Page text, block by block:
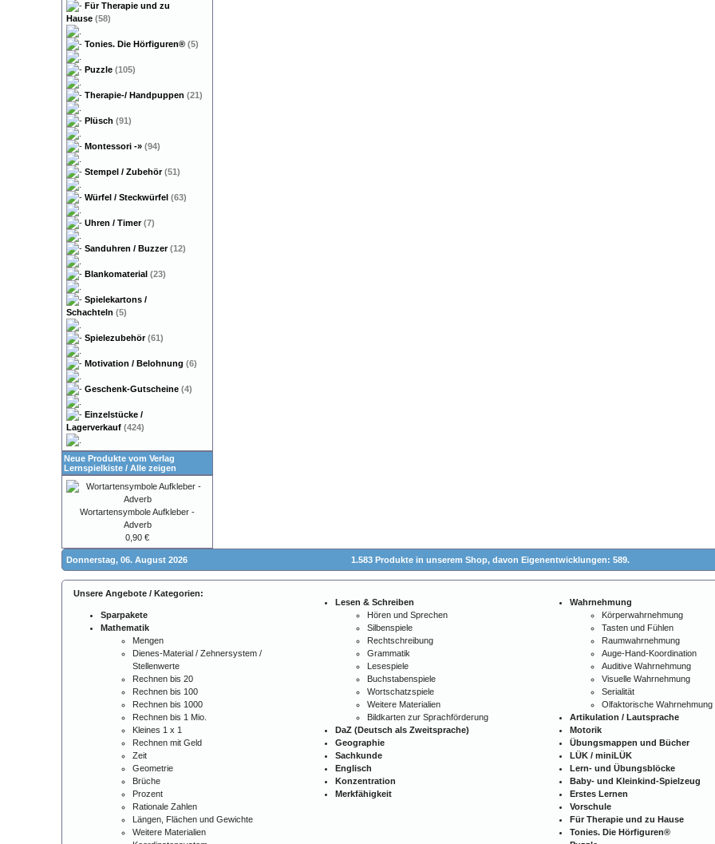
Für Therapie und zu
Hause (58)
Tonies. Die Hörfiguren® (5)
Puzzle (105)
Therapie-/ Handpuppen (21)
Plüsch (91)
Montessori -» (94)
Stempel / Zubehör(51)
Würfel / Steckwürfel (63)
Uhren / Timer(7)
Sanduhren / Buzzer(12)
Blankomaterial (23)
Spielekartons /
Schachteln (5)
Spielezubehör(61)
Motivation / Belohnung (6)
Geschenk-Gutscheine (4)
Einzelstücke /
Lagerverkauf (424)
Neue Produkte vom Verlag
Lernspielkiste / Alle zeigen
Wortartensymbole Aufkleber -
Adverb
0,90 €
Donnerstag, 06. August 2026 1.583 Produkte in unserem Shop, davon Eigenentwicklungen: 589.
Unsere Angebote / Kategorien:
Sparpakete
Mathematik
Mengen
Dienes-Material / Zehnersystem /
Stellenwerte
Rechnen bis 20
Rechnen bis 100
Rechnen bis 1000
Rechnen bis 1 Mio.
Kleines 1 x 1
Rechnen mit Geld
Zeit
Geometrie
Brüche
Prozent
Rationale Zahlen
Längen, Flächen und Gewichte
Weitere Materialien
Lesen & Schreiben
Hören und Sprechen
Silbenspiele
Rechtschreibung
Grammatik
Lesespiele
Buchstabenspiele
Wortschatzspiele
Weitere Materialien
Bildkarten zur Sprachförderung
DaZ (Deutsch als Zweitsprache)
Geographie
Sachkunde
Englisch
Konzentration
Merkfähigkeit
Wahrnehmung
Körperwahrnehmung
Tasten und Fühlen
Raumwahrnehmung
Auge-Hand-Koordination
Auditive Wahrnehmung
Visuelle Wahrnehmung
Serialität
Olfaktorische Wahrnehmung
Artikulation / Lautsprache
Motorik
Übungsmappen und Bücher
LÜK / miniLÜK
Lern- und Übungsblöcke
Baby- und Kleinkind-Spielzeug
Erstes Lernen
Vorschule
Für Therapie und zu Hause
Tonies. Die Hörfiguren®